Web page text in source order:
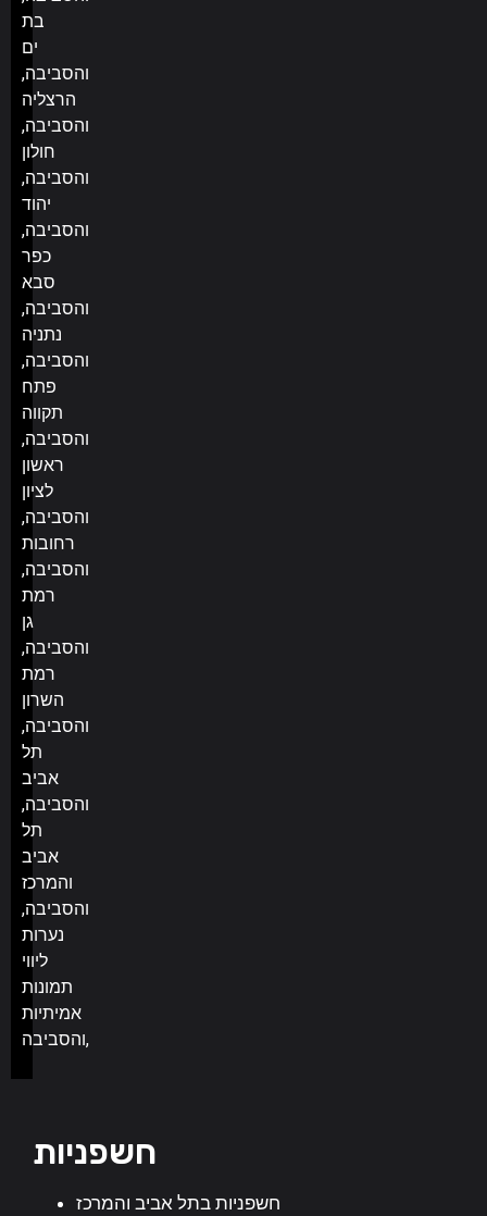
בת
ים
והסביבה,
הרצליה
והסביבה,
חולון
והסביבה,
יהוד
והסביבה,
כפר
סבא
והסביבה,
נתניה
והסביבה,
פתח
תקווה
והסביבה,
ראשון
לציון
והסביבה,
רחובות
והסביבה,
רמת
גן
והסביבה,
רמת
השרון
והסביבה,
תל
אביב
והסביבה,
תל
אביב
והמרכז
והסביבה,
נערות
ליווי
תמונות
אמיתיות
והסביבה,
חשפניות
חשפניות בתל אביב והמרכז